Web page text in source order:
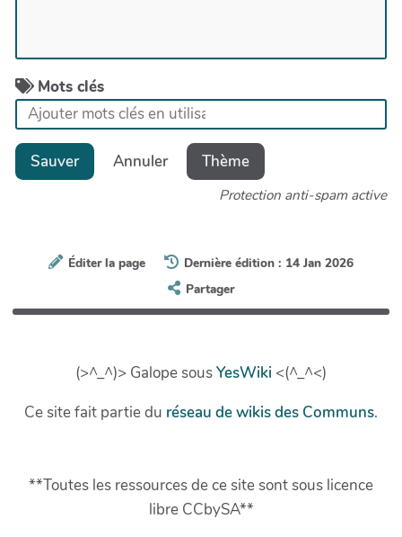
Mots clés
Sauver Annuler Thème
Protection anti-spam active
Éditer la page
Dernière édition : 14 Jan 2026
Partager
(>^_^)> Galope sousYesWiki <(^_^<)
Ce site fait partie du réseau de wikis des Communs.
**Toutes les ressources de ce site sont sous licence
libre CCbySA**